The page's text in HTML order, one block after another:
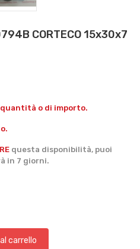
CORTECO 15x30x7
quantità o di importo.
questa disponibilità, puoi
in 7 giorni.
carrello